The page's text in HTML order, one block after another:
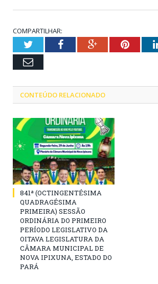
COMPARTILHAR:
TwitterFacebookGoogle+
Email
CONTEÚDO RELACIONADO
841ª (OCTINGENTÉSIMA
QUADRAGÉSIMA
PRIMEIRA) SESSÃO
ORDINÁRIA DO PRIMEIRO
PERÍODO LEGISLATIVO DA
OITAVA LEGISLATURA DA
CÂMARA MUNICIPAL DE
NOVA IPIXUNA, ESTADO DO
PARÁ